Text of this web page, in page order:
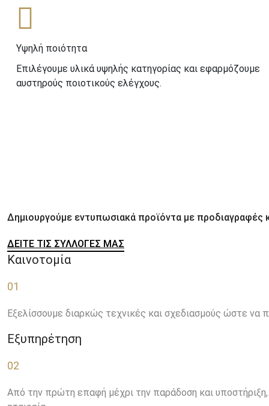
Υψηλή ποιότητα
Επιλέγουμε υλικά υψηλής κατηγορίας και εφαρμόζουμε
αυστηρούς ποιοτικούς ελέγχους.
Δημιουργούμε εντυπωσιακά προϊόντα με προδιαγραφές
ΔΕΙΤΕ ΤΙΣ ΣΥΛΛΟΓΕΣ ΜΑΣ
Καινοτομία
01
Εξελίσσουμε διαρκώς τεχνικές και σχεδιασμούς ώστε να
Εξυπηρέτηση
02
Από την πρώτη επαφή μέχρι την παράδοση και